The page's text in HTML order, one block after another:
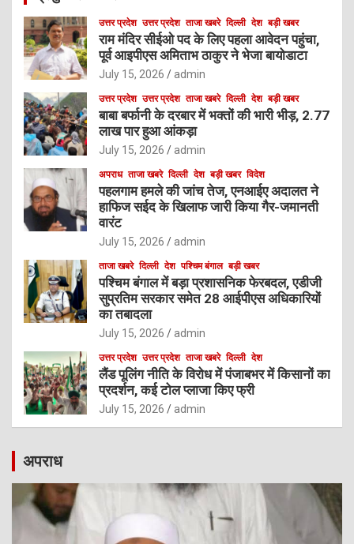
उत्तर प्रदेश उत्तर प्रदेश ताजा खबरे दिल्ली देश बड़ी खबर
राम मंदिर सीईओ पद के लिए पहला आवेदन पहुंचा,
पूर्व आइपीएस अमिताभ ठाकुर ने भेजा बायोडाटा
July 15, 2026 admin
उत्तर प्रदेश उत्तर प्रदेश ताजा खबरे दिल्ली देश बड़ी खबर
बाबा बर्फानी के दरबार में भक्तों की भारी भीड़, 2.77
लाख पार हुआ आंकड़ा
July 15, 2026 admin
अपराध ताजा खबरे दिल्ली देश बड़ी खबर विदेश
पहलगाम हमले की जांच तेज, एनआईए अदालत ने
हाफिज सईद के खिलाफ जारी किया गैर-जमानती
वारंट
July 15, 2026 admin
ताजा खबरे दिल्ली देश पश्चिम बंगाल बड़ी खबर
पश्चिम बंगाल में बड़ा प्रशासनिक फेरबदल, एडीजी
सुप्रतिम सरकार समेत 28 आईपीएस अधिकारियों
का तबादला
July 15, 2026 admin
उत्तर प्रदेश उत्तर प्रदेश ताजा खबरे दिल्ली देश
लैंड पूलिंग नीति के विरोध में पंजाबभर में किसानों का
प्रदर्शन, कई टोल प्लाजा किए फ्री
July 15, 2026 admin
अपराध